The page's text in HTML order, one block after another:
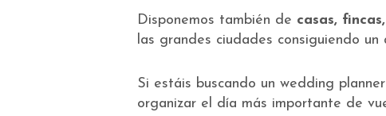
Disponemos también de casas,
las grandes ciudades consiguiendo
Si estáis buscando un wedding
organizar el día más importante de